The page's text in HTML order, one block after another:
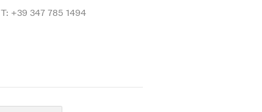
T: +39 347 785 1494